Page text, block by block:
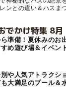
ンとの違い＆ハスま
でかけ特集 8月
準備！夏休みのお
め遊び場＆イベン
や人気アトラクシ
大満足のプール＆